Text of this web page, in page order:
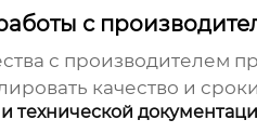
с
с производителем
качество и
технической